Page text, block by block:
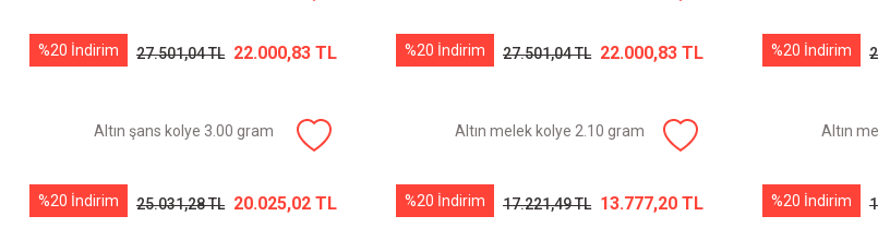
%20 İndirim 27.501,04 TL 22.000,83 TL %20 İndirim 27.501,04 TL 22.000,83 TL %20 İndirim
Altın şans kolye 3.00 gram
%20 İndirim 25.031,28 TL 20.025,02 TL
Altın melek kolye 2.10 gram
%20 İndirim 17.221,49 TL 13.777,20 TL
Altın
%20 İndirim